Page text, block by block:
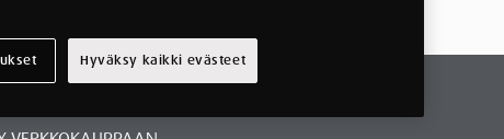
Hyväksy kaikki evästeet